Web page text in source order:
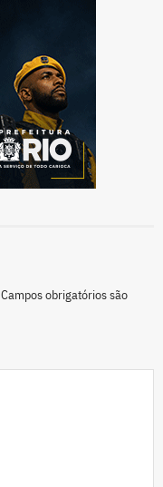
Campos obrigatórios são